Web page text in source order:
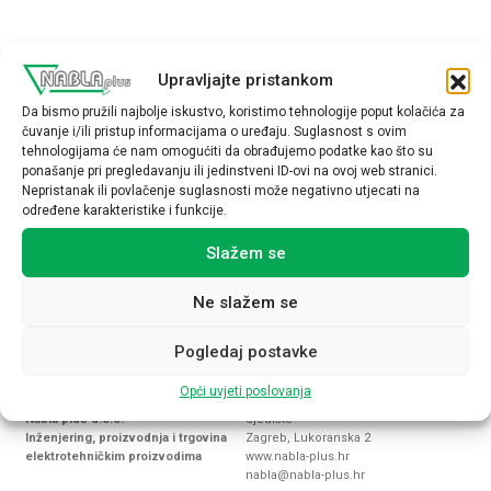
Upravljajte pristankom
Da bismo pružili najbolje iskustvo, koristimo tehnologije poput kolačića za
čuvanje i/ili pristup informacijama o uređaju. Suglasnost s ovim
tehnologijama će nam omogućiti da obrađujemo podatke kao što su
ponašanje pri pregledavanju ili jedinstveni ID-ovi na ovoj web stranici.
Nepristanak ili povlačenje suglasnosti može negativno utjecati na
određene karakteristike i funkcije.
Slažem se
Ne slažem se
Pogledaj postavke
Opći uvjeti poslovanja
gotovih betonskih elemenata. Nudi kompletna rješenja, uključujući
projektiranje i izgradnju proizvodnih linija, opremu za kalupe i
automatizaciju te softverska rješenja za upravljanje proizvodnjom.
Pružamo cjelovitu podršku kroz savjetovanje, implementaciju,
puštanje u rad i servisnu podršku te prilagođena rješenja koja
zadovoljavaju specifične potrebe kupaca. Elematic naglašava
kvalitetu, pouzdnost i dugoročnu održivost proizvodnje betonskih
proizvode. Za više informacija posjetite stranicu tvrtke
Nabla plus d.o.o.
Inženjering, proizvodnja i trgovina
elektrotehničkim proizvodima
Sjedište
Zagreb, Lukoranska 2
www.nabla-plus.hr
nabla@nabla-plus.hr